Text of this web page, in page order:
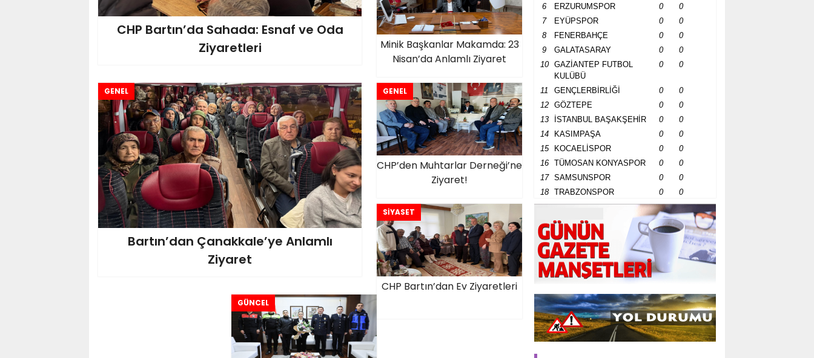
CHP Bartın’da Sahada: Esnaf ve Oda
Ziyaretleri
Minik Başkanlar Makamda: 23
Nisan’da Anlamlı Ziyaret
GENEL
CHP’den Muhtarlar Derneği’ne
Ziyaret!
GENEL
Bartın’dan Çanakkale’ye Anlamlı
Ziyaret
SİYASET
CHP Bartın’dan Ev Ziyaretleri
GÜNCEL
6
ERZURUMSPOR 0
0
7
EYÜPSPOR 0
0
8
FENERBAHÇE 0
0
9
GALATASARAY 0
0
10
GAZİANTEP FUTBOL
KULÜBÜ
0 0
11 GENÇLERBİRLİĞİ 0
0
12
GÖZTEPE 0
0
13
İSTANBUL BAŞAKŞEHİR 0
0
14
KASIMPAŞA 0
0
15
KOCAELİSPOR 0
0
16
TÜMOSAN KONYASPOR 0
0
17
SAMSUNSPOR 0
0
18
TRABZONSPOR 0 0